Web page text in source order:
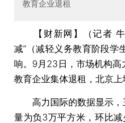
教育企业退租
【财新网】（记者
减”（减轻义务教育阶段学
响。9月23日，市场机构
教育企业集体退租，北京上
高力国际的数据显示，
量为负3万平方米，环比